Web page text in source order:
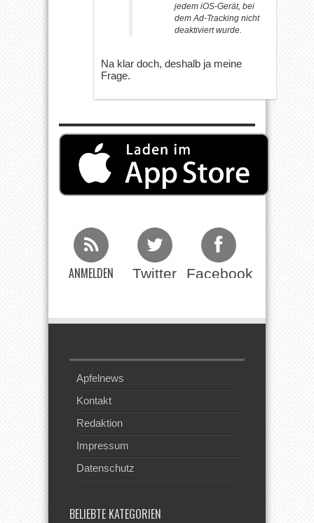
jedem iOS-Gerät, bei
dem Ad-Tracking nicht
deaktiviert wurde.
Na klar doch, deshalb ja meine
Frage.
ANMELDEN Twitter Facebook
Apfelnews
Kontakt
Redaktion
Impressum
Datenschutz
BELIEBTE KATEGORIEN